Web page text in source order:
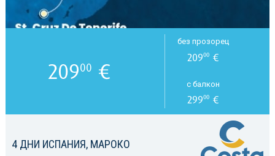
4 ДНИ ИСПАНИЯ, МАРОКО
20900 €
без прозорец
20900 €
с балкон
29900 €